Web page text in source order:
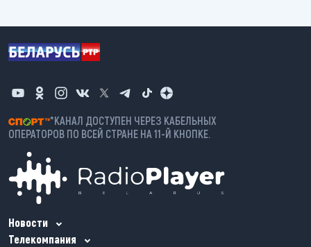
*КАНАЛ ДОСТУПЕН ЧЕРЕЗ КАБЕЛЬНЫХ
ОПЕРАТОРОВ ПО ВСЕЙ СТРАНЕ НА 11-Й КНОПКЕ.
Новости
Телекомпания